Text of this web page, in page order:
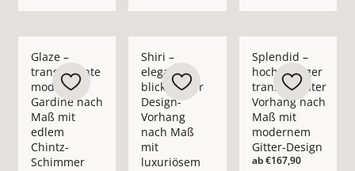
Glaze –
transparente
moderne
Gardine nach
Maß mit
edlem
Chintz-
Schimmer
Shiri –
eleganter
blickdichter
Design-
Vorhang
nach Maß
mit
luxuriösem
Splendid –
hochwertiger
transparenter
Vorhang nach
Maß mit
modernem
Gitter-Design
ab€167,90